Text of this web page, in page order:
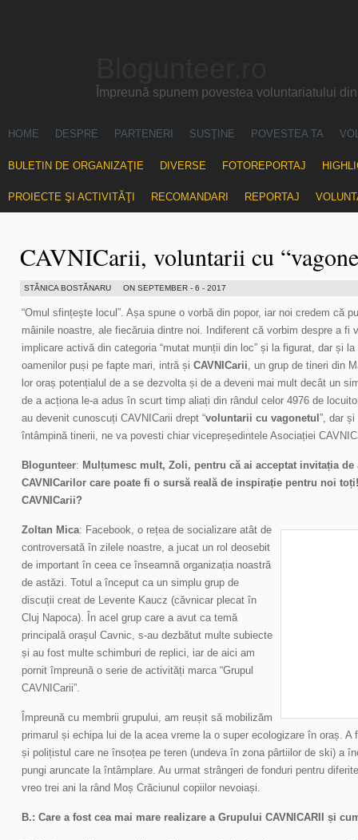
Împreună spunem povestea voluntariatului
HOME DESPRE PARTENERI SUSŢINE POVESTEA TA
BULETIN DE ORGANIZAŢIE DIVERSE FOTOREPORTAJ
PROIECTE ŞI ACTIVITĂŢI RECOMANDARI REPORTAJ
CAVNICarii, voluntarii cu
STĂNICA BOSTĂNARU ON SEPTEMBER - 6 - 2017
“Omul sfințește locul”. Așa spune o vorbă din popor, iar noi credem că
mâinile noastre, ale fiecăruia dintre noi. Indiferent că vorbim despre a fi
implicare activă din categoria “mutat munții din loc” și la figurat, dar și
oamenilor puși pe fapte mari, intră și CAVNICarii, un grup de tineri din
lor oraș potențialul de a se dezvolta și de a deveni mai mult decât un
de a acționa le-a adus în scurt timp aliați din rândul celor 4976 de
au devenit cunoscuți CAVNICarii drept “voluntarii cu vagonetul ”, dar
întâmpină tinerii, ne va povesti chiar vicepreședintele Asociației
Blogunteer: Mulțumesc mult, Zoli, pentru că ai acceptat invitația de
CAVNICarilor care poate fi o sursă reală de inspirație pentru noi
CAVNICarii?
Zoltan Mica: Facebook, o rețea de socializare atât de
controversată în zilele noastre, a jucat un rol deosebit
de important în ceea ce înseamnă organizația noastră
de astăzi. Totul a început ca un simplu grup de
discuții creat de Levente Kaucz (căvnicar plecat în
Cluj Napoca). În acel grup care a avut ca temă
principală orașul Cavnic, s-au dezbătut multe subiecte
și au fost multe schimburi de replici, iar de aici am
pornit împreună o serie de activități marca “Grupul
CAVNICarii”.
Împreună cu membrii grupului, am reușit să mobilizăm
primarul și echipa lui de la acea vreme la o super ecologizare în oraș.
și polițistul care ne însoțea pe teren (undeva în zona pârtiilor de ski) a
pungi aruncate la întâmplare. Au urmat strângeri de fonduri pentru
vreo trei ani la rând Moș Crăciunul copiilor nevoiași.
B.: Care a fost cea mai mare realizare a Grupului CAVNICARII și